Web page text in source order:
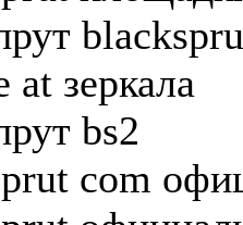
at зеркала
bs2
com